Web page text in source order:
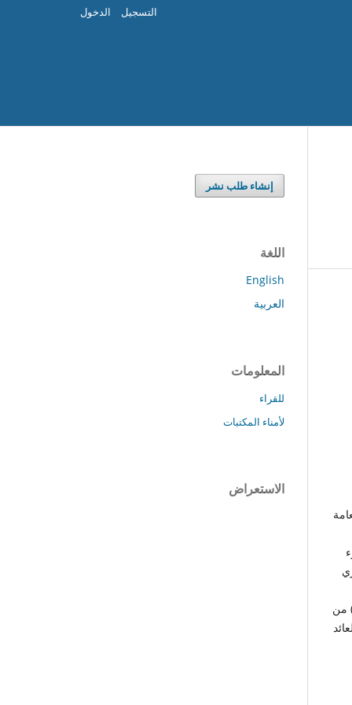
التسجيل الدخول
كأداة رئيسية بعد واختبار صدقها وثباتها، حيث وزع الباحث (102) من
إنشاء طلب نشر
اللغة
English
العربية
المعلومات
للقراء
لأمناء المكتبات
الاستعراض